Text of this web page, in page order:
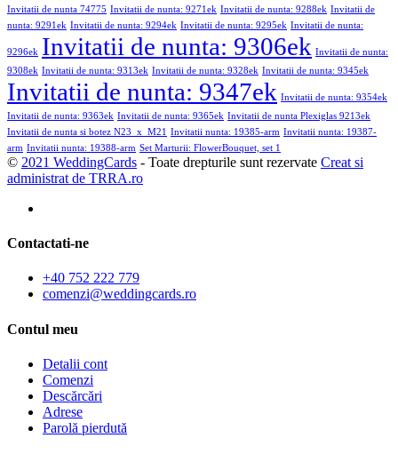
Invitatii de nunta 74775 Invitatii de nunta: 9271ek Invitatii de nunta: 9288ek Invitatii de
nunta: 9291ek Invitatii de nunta: 9294ek Invitatii de nunta: 9295ek Invitatii de nunta:
9296ek Invitatii de nunta: 9306ek Invitatii de nunta:
9308ek Invitatii de nunta: 9313ek Invitatii de nunta: 9328ek Invitatii de nunta: 9345ek
Invitatii de nunta: 9347ek Invitatii de nunta: 9354ek
Invitatii de nunta: 9363ek Invitatii de nunta: 9365ek Invitatii de nunta Plexiglas 9213ek
Invitatii de nunta si botez N23_x_M21
Invitatii nunta: 19385-arm Invitatii nunta: 19387-
arm Invitatii nunta: 19388-arm Set Marturii: FlowerBouquet, set 1
© 2021 WeddingCards - Toate drepturile sunt rezervate Creat si
administrat de TRRA.ro
Contactati-ne
+40 752 222 779
comenzi@weddingcards.ro
Contul meu
Detalii cont
Comenzi
Descărcări
Adrese
Parolă pierdută